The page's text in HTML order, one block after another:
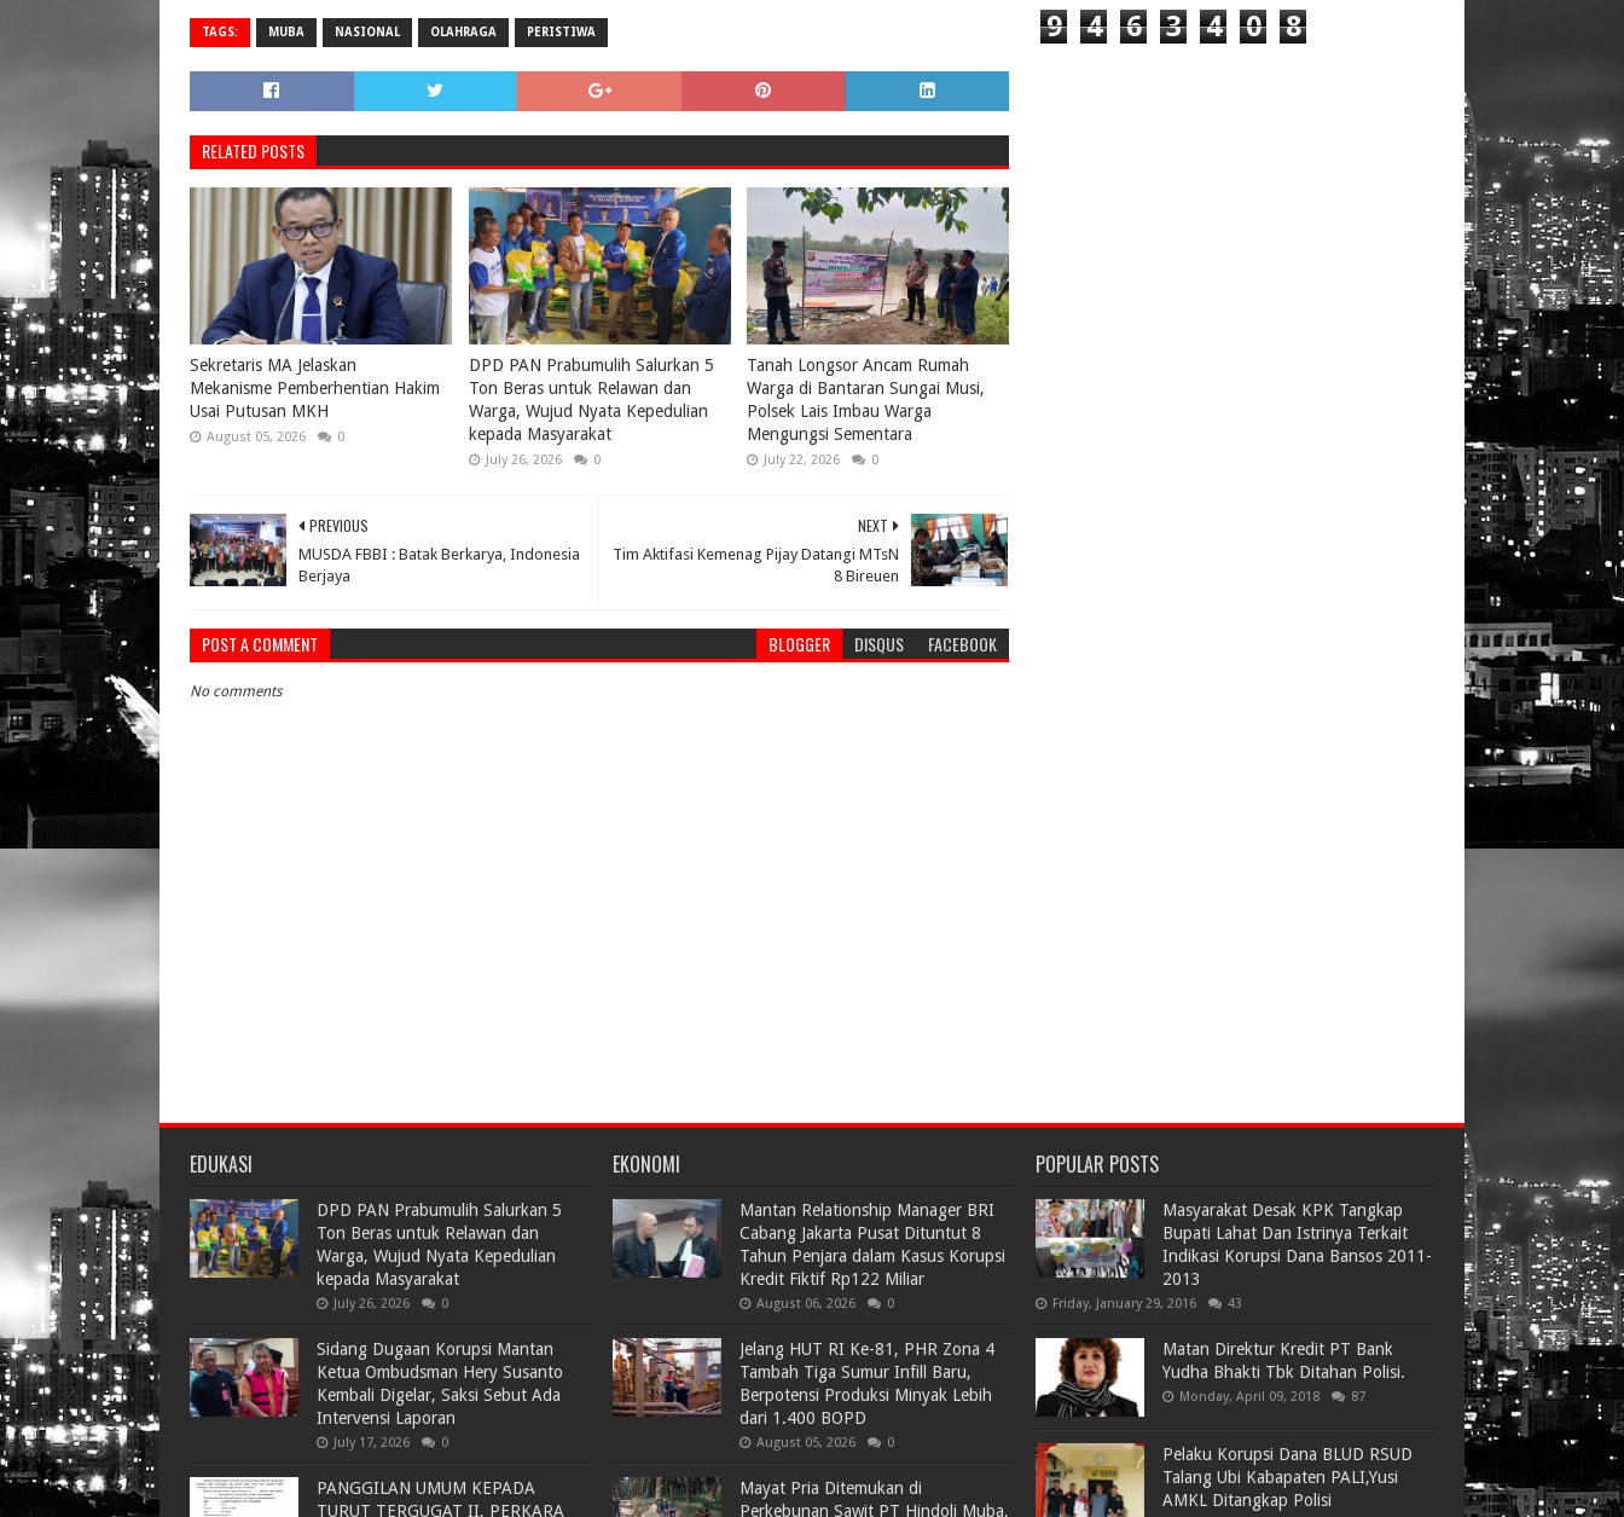
TAGS: MUBA NASIONAL OLAHRAGA PERISTIWA
RELATED POSTS
Sekretaris MA Jelaskan
Mekanisme Pemberhentian Hakim
Usai Putusan MKH
August 05, 2026 0
DPD PAN Prabumulih Salurkan 5
Ton Beras untuk Relawan dan
Warga, Wujud Nyata Kepedulian
kepada Masyarakat
July 26, 2026 0
Tanah Longsor Ancam Rumah
Warga di Bantaran Sungai Musi,
Polsek Lais Imbau Warga
Mengungsi Sementara
July 22, 2026 0
NEXT
Tim Aktifasi Kemenag Pijay Datangi MTsN
8 Bireuen
PREVIOUS
MUSDA FBBI : Batak Berkarya, Indonesia
Berjaya
POST A COMMENT BLOGGER DISQUS FACEBOOK
No comments
9 4 6 3 4 0 8
EDUKASI
DPD PAN Prabumulih Salurkan 5
Ton Beras untuk Relawan dan
Warga, Wujud Nyata Kepedulian
kepada Masyarakat
July 26, 2026 0
Sidang Dugaan Korupsi Mantan
Ketua Ombudsman Hery Susanto
Kembali Digelar, Saksi Sebut Ada
Intervensi Laporan
July 17, 2026 0
PANGGILAN UMUM KEPADA
TURUT TERGUGAT II, PERKARA
EKONOMI
Mantan Relationship Manager BRI
Cabang Jakarta Pusat Dituntut 8
Tahun Penjara dalam Kasus Korupsi
Kredit Fiktif Rp122 Miliar
August 06, 2026 0
Jelang HUT RI Ke-81, PHR Zona 4
Tambah Tiga Sumur Infill Baru,
Berpotensi Produksi Minyak Lebih
dari 1.400 BOPD
August 05, 2026 0
Mayat Pria Ditemukan di
Perkebunan Sawit PT Hindoli Muba,
POPULAR POSTS
Masyarakat Desak KPK Tangkap
Bupati Lahat Dan Istrinya Terkait
Indikasi Korupsi Dana Bansos 2011-
2013
Friday, January 29, 2016 43
Matan Direktur Kredit PT Bank
Yudha Bhakti Tbk Ditahan Polisi.
Monday, April 09, 2018 87
Pelaku Korupsi Dana BLUD RSUD
Talang Ubi Kabapaten PALI,Yusi
AMKL Ditangkap Polisi